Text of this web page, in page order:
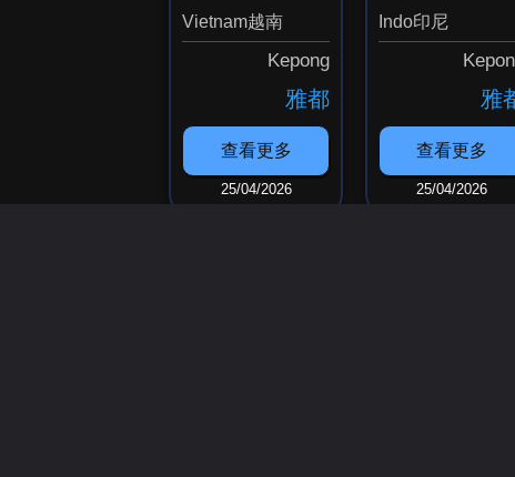
Vietnam越南
Kepong
雅都
查看更多
25/04/2026
Indo印尼
雅
查看更多
25/04/2026